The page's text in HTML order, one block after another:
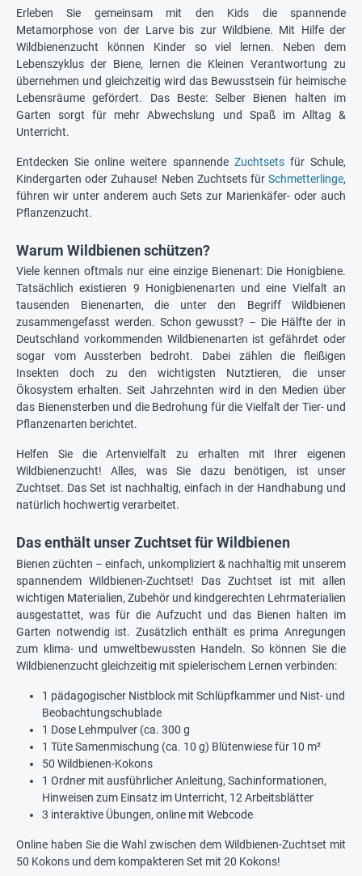
Erleben Sie gemeinsam mit den Kids die spannende
Metamorphose von der Larve bis zur Wildbiene. Mit Hilfe der
Wildbienenzucht können Kinder so viel lernen. Neben dem
Lebenszyklus der Biene, lernen die Kleinen Verantwortung zu
übernehmen und gleichzeitig wird das Bewusstsein für heimische
Lebensräume gefördert. Das Beste: Selber Bienen halten im
Garten sorgt für mehr Abwechslung und Spaß im Alltag &
Unterricht.
Entdecken Sie online weitere spannende Zuchtsetsfür Schule,
Kindergarten oder Zuhause! Neben Zuchtsets für Schmetterlinge,
führen wir unter anderem auch Sets zur Marienkäfer- oder auch
Pflanzenzucht.
Warum Wildbienen schützen?
Viele kennen oftmals nur eine einzige Bienenart: Die Honigbiene.
Tatsächlich existieren 9 Honigbienenarten und eine Vielfalt an
tausenden Bienenarten, die unter den Begriff Wildbienen
zusammengefasst werden. Schon gewusst? – Die Hälfte der in
Deutschland vorkommenden Wildbienenarten ist gefährdet oder
sogar vom Aussterben bedroht. Dabei zählen die fleißigen
Insekten doch zu den wichtigsten Nutztieren, die unser
Ökosystem erhalten. Seit Jahrzehnten wird in den Medien über
das Bienensterben und die Bedrohung für die Vielfalt der Tier- und
Pflanzenarten berichtet.
Helfen Sie die Artenvielfalt zu erhalten mit Ihrer eigenen
Wildbienenzucht! Alles, was Sie dazu benötigen, ist unser
Zuchtset. Das Set ist nachhaltig, einfach in der Handhabung und
natürlich hochwertig verarbeitet.
Das enthält unser Zuchtset für Wildbienen
Bienen züchten – einfach, unkompliziert & nachhaltig mit unserem
spannendem Wildbienen-Zuchtset! Das Zuchtset ist mit allen
wichtigen Materialien, Zubehör und kindgerechten Lehrmaterialien
ausgestattet, was für die Aufzucht und das Bienen halten im
Garten notwendig ist. Zusätzlich enthält es prima Anregungen
zum klima- und umweltbewussten Handeln. So können Sie die
Wildbienenzucht gleichzeitig mit spielerischem Lernen verbinden:
1 pädagogischer Nistblock mit Schlüpfkammer und Nist- und
Beobachtungschublade
1 Dose Lehmpulver (ca. 300 g
1 Tüte Samenmischung (ca. 10 g) Blütenwiese für 10 m²
50 Wildbienen-Kokons
1 Ordner mit ausführlicher Anleitung, Sachinformationen,
Hinweisen zum Einsatz im Unterricht, 12 Arbeitsblätter
3 interaktive Übungen, online mit Webcode
Online haben Sie die Wahl zwischen dem Wildbienen-Zuchtset mit
50 Kokons und dem kompakteren Set mit 20 Kokons!